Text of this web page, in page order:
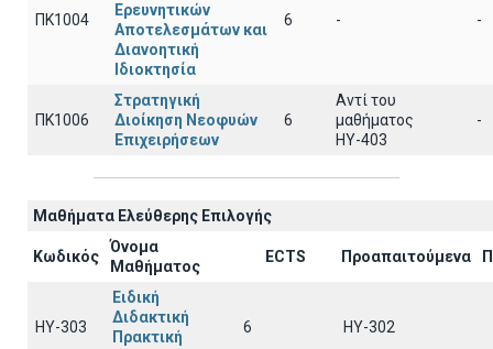
ΠΚ1004
Ερευνητικών
Αποτελεσμάτων και
Διανοητική
Ιδιοκτησία
6 - -
ΠΚ1006
Στρατηγική
Διοίκηση Νεοφυών
Επιχειρήσεων
6
Αντί του
μαθήματος
ΗΥ-403
-
Μαθήματα Ελεύθερης Επιλογής
Κωδικός
Όνομα
Μαθήματος
ECTS Προαπαιτούμενα
ΗΥ-303
Ειδική
Διδακτική
Πρακτική
6 ΗΥ-302